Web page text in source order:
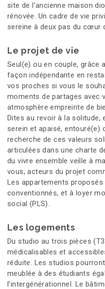
site de l’ancienne maison
rénovée. Un cadre de vie
sereine à deux pas du cœur
Le projet de vie
Seul(e) ou en couple, grâce
façon indépendante en
vos proches si vous le
moments de partages avec
atmosphère empreinte de
Dites au revoir à la solitude,
serein et apaisé, entouré(e)
recherche de ces valeurs
articulées dans une charte
du vivre ensemble veille à
vous, acteurs du projet
Les appartements
conventionnés, et à loyer
social (PLS).
Les logements
Du studio au trois pièces
médicalisables et
réduite. Les studios
meublée à des étudiants
l’intergénérationnel. Le